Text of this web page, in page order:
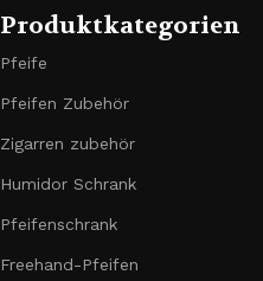
Produktkategorien
Pfeife
Pfeifen Zubehör
Zigarren zubehör
Humidor Schrank
Pfeifenschrank
Freehand-Pfeifen